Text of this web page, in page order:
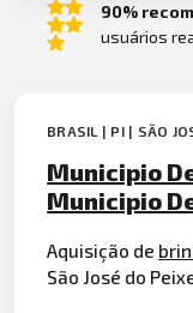
90%
usuários
BRASIL | PI | SÃO
Municipio
Municipio
Aquisição de
São José do